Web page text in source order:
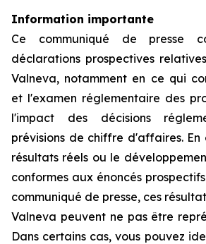
Information importante
Ce communiqué de presse
déclarations prospectives
Valneva, notamment en ce qui
et l'examen réglementaire des
l'impact des décisions
prévisions de chiffre d'affaires. En
résultats réels ou le
conformes aux énoncés
communiqué de presse, ces
Valneva peuvent ne pas être
Dans certains cas, vous pouvez